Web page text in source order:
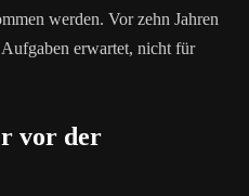
werden. Vor zehn Jahren
erwartet, nicht für
vor der